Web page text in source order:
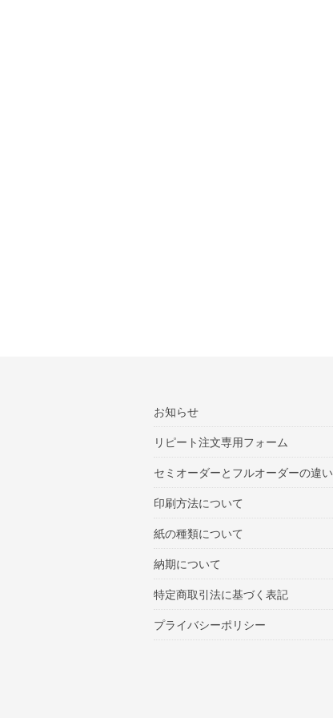
お知らせ
リピート注文専用フォーム
セミオーダーとフルオーダーの違い
印刷方法について
紙の種類について
納期について
特定商取引法に基づく表記
プライバシーポリシー